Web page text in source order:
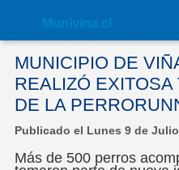
web
incluye
sistema
accesibilidad.
Munivina.cl
MUNICIPIO DE
REALIZÓ
DE LA
Publicado el Lunes 9 de
Más de 500 perros